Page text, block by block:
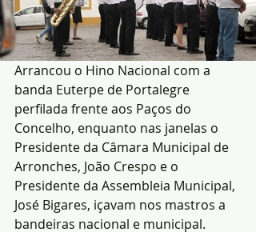
Arrancou o Hino Nacional com a
banda Euterpe de Portalegre
perfilada frente aos Paços do
Concelho, enquanto nas janelas o
Presidente da Câmara Municipal de
Arronches, João Crespo e o
Presidente da Assembleia Municipal,
José Bigares, içavam nos mastros a
bandeiras nacional e municipal.